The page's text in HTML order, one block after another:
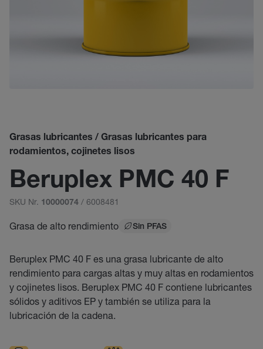
Grasas lubricantes / Grasas lubricantes para
rodamientos, cojinetes lisos
Beruplex PMC 40 F
SKU Nr. 10000074 / 6008481
Grasa de alto rendimiento Sin PFAS
Beruplex PMC 40 F es una grasa lubricante de alto
rendimiento para cargas altas y muy altas en rodamientos
y cojinetes lisos. Beruplex PMC 40 F contiene lubricantes
sólidos y aditivos EP y también se utiliza para la
lubricación de la cadena.